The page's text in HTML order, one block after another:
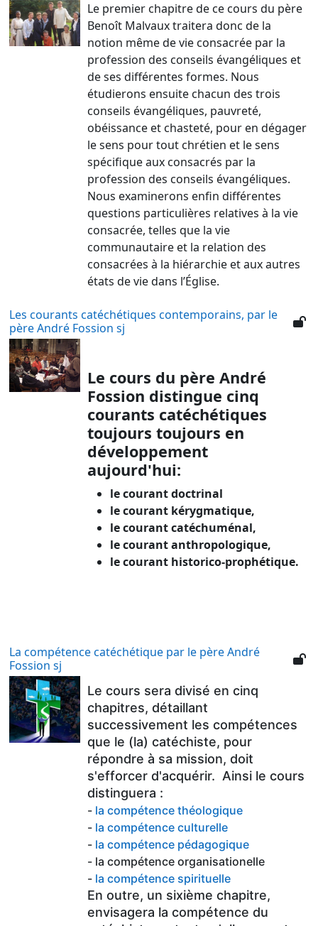
Le premier chapitre de ce cours du père
Benoît Malvaux traitera donc de la
notion même de vie consacrée par la
profession des conseils évangéliques et
de ses différentes formes. Nous
étudierons ensuite chacun des trois
conseils évangéliques, pauvreté,
obéissance et chasteté, pour en dégager
le sens pour tout chrétien et le sens
spécifique aux consacrés par la
profession des conseils évangéliques.
Nous examinerons enfin différentes
questions particulières relatives à la vie
consacrée, telles que la vie
communautaire et la relation des
consacrées à la hiérarchie et aux autres
états de vie dans l’Église.
Les courants catéchétiques contemporains, par le
père André Fossion sj
Le cours du père André
Fossion distingue cinq
courants catéchétiques
toujours toujours en
développement
aujourd'hui:
le courant doctrinal
le courant kérygmatique,
le courant catéchuménal,
le courant anthropologique,
le courant historico-prophétique.
La compétence catéchétique par le père André
Fossion sj
Le cours sera divisé en cinq
chapitres, détaillant
successivement les compétences
que le (la) catéchiste, pour
répondre à sa mission, doit
s'efforcer d'acquérir. Ainsi le cours
distinguera :
- la compétence théologique
- la compétence culturelle
- la compétence pédagogique
- la compétence organisationelle
- la compétence spirituelle
En outre, un sixième chapitre,
envisagera la compétence du